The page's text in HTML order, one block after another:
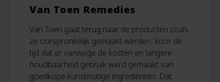
Van Toen Remedies
Van Toen gaat terug naar de producten zoals
ze oorspronkelijk gemaakt werden. Voor de
tijd dat er vanwege de kosten en langere
houdbaarheid gebruik werd gemaakt van
goedkope kunstmatige ingrediënten. Dat